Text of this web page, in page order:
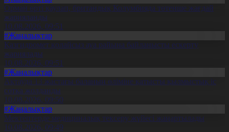
Орман өрті қаулап, британдық Колумбияда төтенше жағдай
жарияланды
10.08.2026, 09:51
#Жаңалықтар
Қазгидромет қолайсыз ауа райына байланысты ескерту
жариялады
10.08.2026, 09:51
#Жаңалықтар
Ақтауда 13 жастағы баланың өліміне қатысты қылмыстық іс
сотқа жолданды
10.08.2026, 09:50
#Жаңалықтар
Мектептерде медициналық тексеру жүйесі жаңартылады
10.08.2026, 09:49